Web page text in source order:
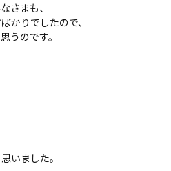
さまも、
かりでしたので、
うのです。
いました。